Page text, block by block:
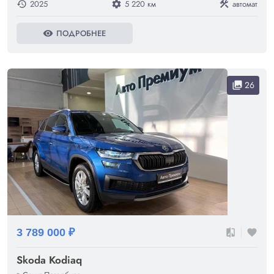
history 2025 settings 5 220 км construction автомат
visibility ПОДРОБНЕЕ
collections 26
3 789 000 ₽ compare favorite
Skoda Kodiaq